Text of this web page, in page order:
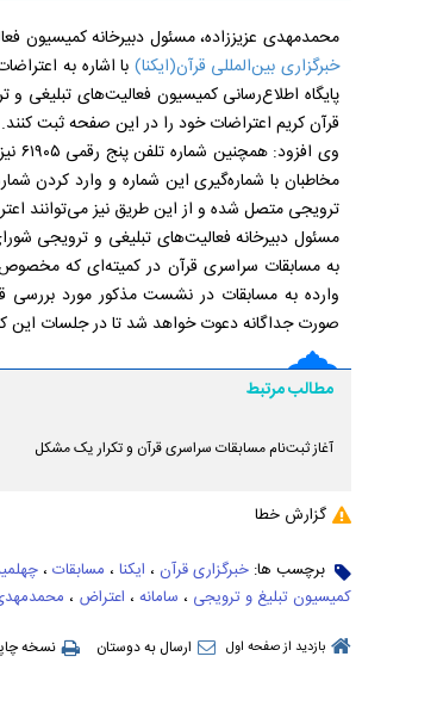
محمدمهدی عزیززاده، مسئول دبیرخانه کمیسیون
خبرگزاری بین‌المللی قرآن(ایکنا) با اشاره به
پایگاه اطلاع‌رسانی کمیسیون فعالیت‌های تبلیغی و
قرآن کریم اعتراضات خود را در این صفحه ثبت کنند.
وی
ترویجی متصل شده و از این طریق نیز می‌توانند
مسئول دبیرخانه فعالیت‌های تبلیغی و ترویجی
به مسابقات سراسری قرآن در کمیته‌ای که
وارده به مسابقات در نشست مذکور مورد بررسی
صورت جداگانه دعوت خواهد شد تا در جلسات این
مطالب مرتبط
آغاز ثبت‌نام مسابقات سراسری قرآن و تکرار یک مشکل
گزارش خطا
برچسب ها: خبرگزاری قرآن ، ایکنا ، مسابقات ،
کمیسیون تبلیغ و ترویجی ، سامانه ، اعتراض ،
بازدید از صفحه اول ارسال به دوستان نسخه